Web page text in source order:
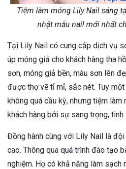
Tiệm làm móng Lily Nail sáng
nhật mẫu nail mới nhất
Tại Lily Nail có cung cấp dịch vụ
úp móng giả cho khách hàng tha
sơn, móng giả bền, màu sơn lên
được thợ vẽ tỉ mỉ, sắc nét. Tuy
không quá cầu kỳ, nhưng tiệm làm
khách hàng bởi sự sang trọng, tinh
Đồng hành cùng với Lily Nail là
cao. Thông qua quá trình đào tạo
nghiệm. Họ có khả năng làm sạch